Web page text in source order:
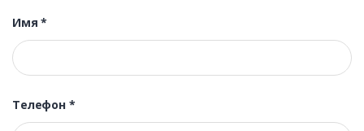
Имя*
Телефон *